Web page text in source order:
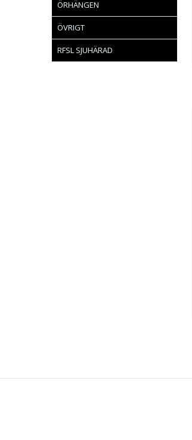
ÖRHÄNGEN
ÖVRIGT
RFSL SJUHÄRAD